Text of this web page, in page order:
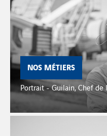
NOS MÉTIERS
Portrait - Guilain, Chef de